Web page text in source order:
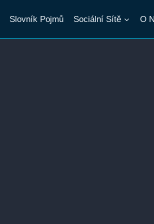
Slovník Pojmů Sociální Sítě O